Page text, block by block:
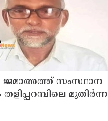
ജമാഅത്ത് സംസ്ഥാന
മുതിർന്ന